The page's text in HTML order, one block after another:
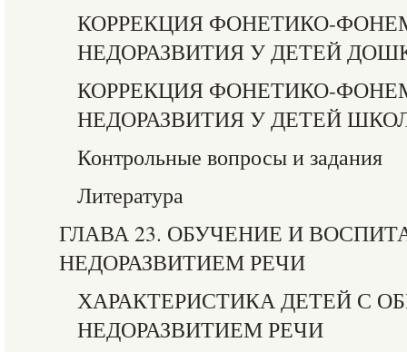
КОРРЕКЦИЯ ФОНЕТИКО-
НЕДОРАЗВИТИЯ У ДЕТЕЙ
КОРРЕКЦИЯ ФОНЕТИКО-
НЕДОРАЗВИТИЯ У ДЕТЕЙ
Контрольные вопросы и задания
Литература
ГЛАВА 23. ОБУЧЕНИЕ И
НЕДОРАЗВИТИЕМ РЕЧИ
ХАРАКТЕРИСТИКА ДЕТЕЙ С
НЕДОРАЗВИТИЕМ РЕЧИ